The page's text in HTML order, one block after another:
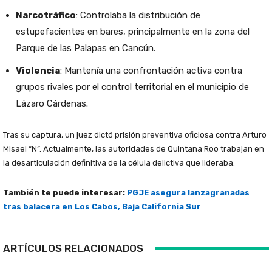
Narcotráfico: Controlaba la distribución de
estupefacientes en bares, principalmente en la zona del
Parque de las Palapas en Cancún.
Violencia: Mantenía una confrontación activa contra
grupos rivales por el control territorial en el municipio de
Lázaro Cárdenas.
Tras su captura, un juez dictó prisión preventiva oficiosa contra Arturo
Misael “N”. Actualmente, las autoridades de Quintana Roo trabajan en
la desarticulación definitiva de la célula delictiva que lideraba.
También te puede interesar: PGJE asegura lanzagranadas
tras balacera en Los Cabos, Baja California Sur
ARTÍCULOS RELACIONADOS